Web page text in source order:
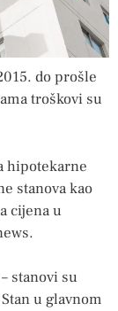
do prošle
troškovi su
hipotekarne
stanova kao
cijena u
stanovi su
u glavnom